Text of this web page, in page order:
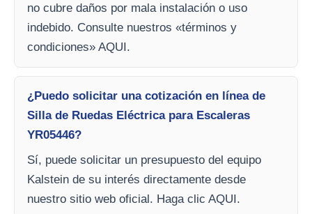
no cubre daños por mala instalación o uso
indebido. Consulte nuestros «términos y
condiciones» AQUI.
¿Puedo solicitar una cotización en línea de
Silla de Ruedas Eléctrica para Escaleras
YR05446?
Sí, puede solicitar un presupuesto del equipo
Kalstein de su interés directamente desde
nuestro sitio web oficial. Haga clic AQUI.